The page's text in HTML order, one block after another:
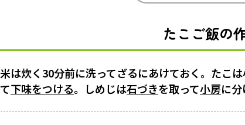
たこご飯の
米は炊く30分前に洗ってざるにあけておく。たこ
て下味をつける。しめじは石づきを取って小房に分